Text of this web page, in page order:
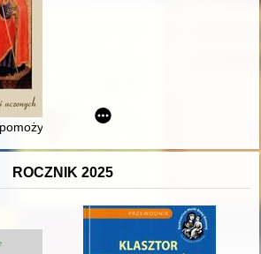
darczyńca : wybrane aspekty
ROCZNIK 2025